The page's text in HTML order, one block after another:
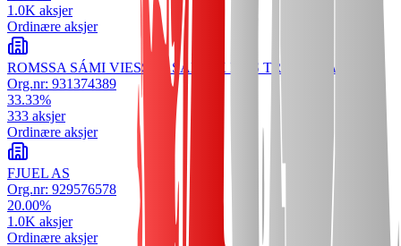
1.0K aksjer
Ordinære aksjer
ROMSSA SÁMI VIESSU - SAMISK HUS TROMSØ AS
Org.nr: 931374389
33.33%
333 aksjer
Ordinære aksjer
FJUEL AS
Org.nr: 929576578
20.00%
1.0K aksjer
Ordinære aksjer